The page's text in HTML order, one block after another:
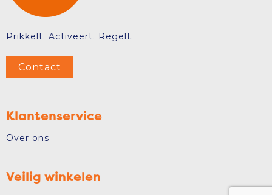
Prikkelt. Activeert. Regelt.
Contact
Klantenservice
Over ons
Veilig winkelen